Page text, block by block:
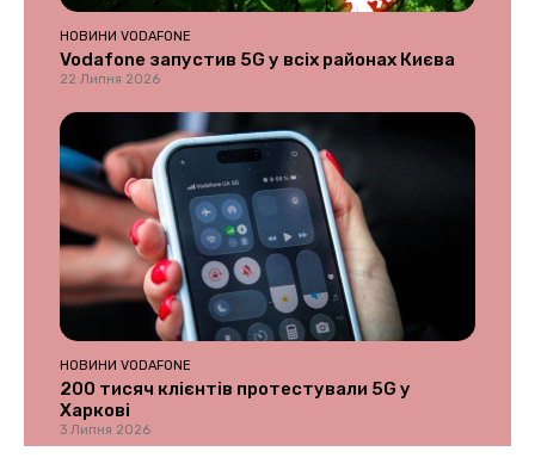
НОВИНИ VODAFONE
Vodafone запустив 5G у всіх районах Києва
22 Липня 2026
НОВИНИ VODAFONE
200 тисяч клієнтів протестували 5G у
Харкові
3 Липня 2026